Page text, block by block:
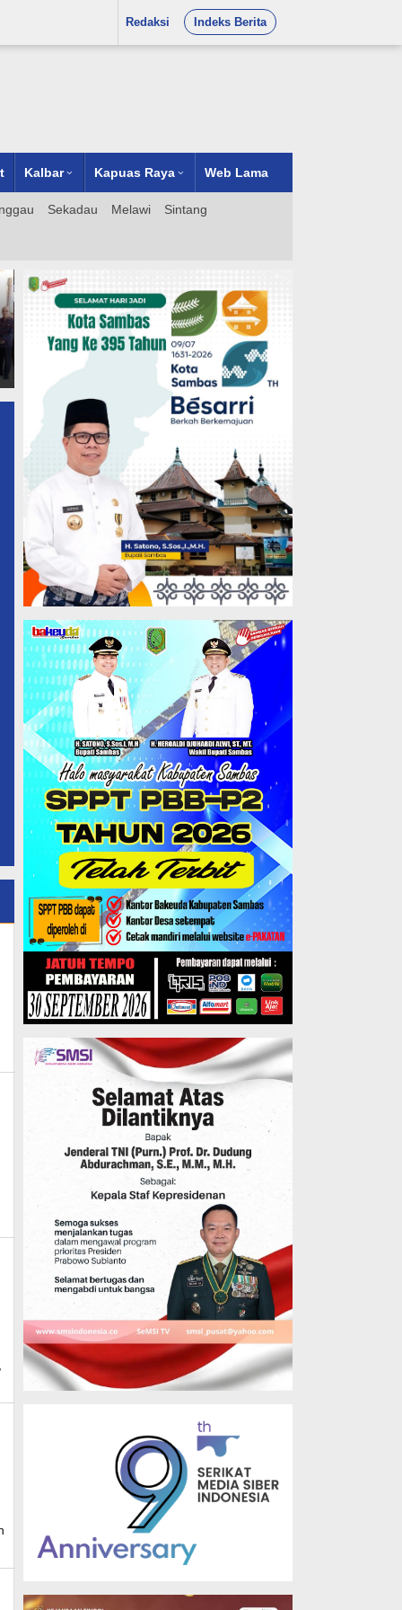
Redaksi Indeks Berita
Kalbar Kapuas Raya Web Lama
Sekadau Melawi Sintang
Apresiasi untuk Pemkot
Pontianak: Sosialisasi
Antikorupsi Sampai ke
Tingkat RT/RW Dinilai
Langkah Strategis